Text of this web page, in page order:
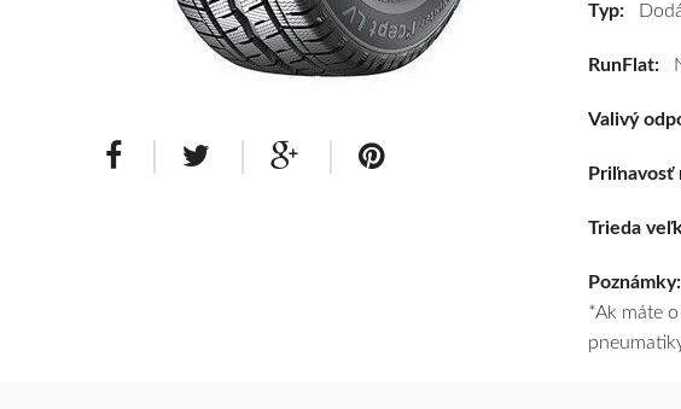
Typ:
RunFlat:
Valivý
Priľnavosť
Trieda
Poznámky:
*Ak máte